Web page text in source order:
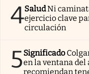
4SaludNi
ejercicio clave
circulación
5Significado
en la ventana
recomiendan